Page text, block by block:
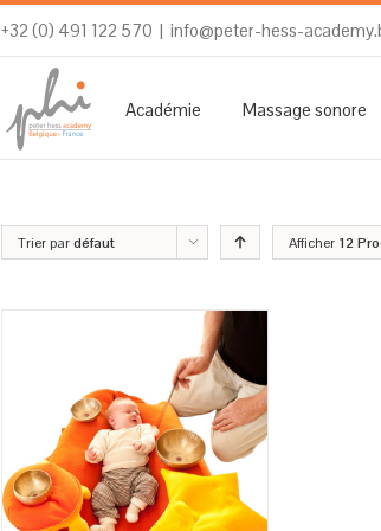
+32 (0) 491 122 570 | info@peter-hess-
Académie Massage sonore
Trier pardéfaut Afficher 12